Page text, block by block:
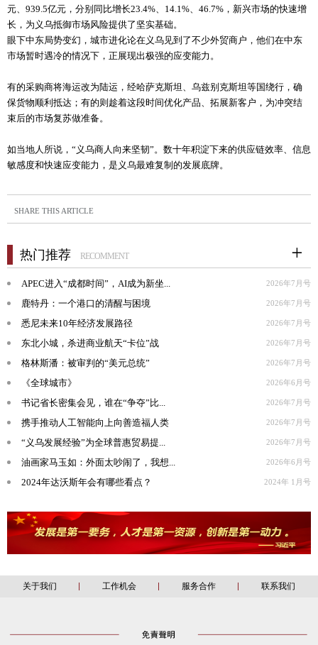
元、939.5亿元，分别同比增长23.4%、14.1%、46.7%，新兴市场的快速增
长，为义乌抵御市场风险提供了坚实基础。
眼下中东局势变幻，城市进化论在义乌见到了不少外贸商户，他们在中东
市场暂时遇冷的情况下，正展现出极强的应变能力。
有的采购商将海运改为陆运，经哈萨克斯坦、乌兹别克斯坦等国绕行，确
保货物顺利抵达；有的则趁着这段时间优化产品、拓展新客户，为冲突结
束后的市场复苏做准备。
如当地人所说，“义乌商人向来坚韧”。数十年积淀下来的供应链效率、信息
敏感度和快速应变能力，是义乌最难复制的发展底牌。
SHARE THIS ARTICLE
热门推荐 RECOMMENT
APEC进入“成都时间”，AI成为新坐... 2026年7月号
鹿特丹：一个港口的清醒与困境 2026年7月号
悉尼未来10年经济发展路径 2026年7月号
东北小城，杀进商业航天“卡位”战 2026年7月号
格林斯潘：被审判的“美元总统” 2026年7月号
《全球城市》 2026年6月号
书记省长密集会见，谁在“争夺”比... 2026年7月号
携手推动人工智能向上向善造福人类 2026年7月号
“义乌发展经验”为全球普惠贸易提... 2026年7月号
油画家马玉如：外面太吵闹了，我想... 2026年6月号
2024年达沃斯年会有哪些看点？ 2024年 1月号
关于我们 工作机会 服务合作 联系我们